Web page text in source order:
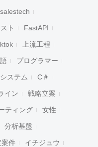
salestech
ト FastAPI
上流工程
プログラマー
ステム C＃
イン 戦略立案
ティング 女性
分析基盤
件 イチジュウ